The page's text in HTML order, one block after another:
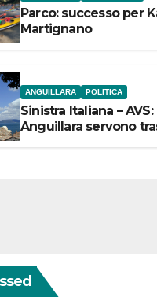
Parco: successo per
Martignano
ANGUILLARA POLITICA
Sinistra Italiana – AVS:
Anguillara servono